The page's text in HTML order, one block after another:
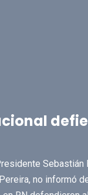
no informó